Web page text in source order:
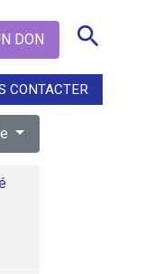
DON search
CONTACTER